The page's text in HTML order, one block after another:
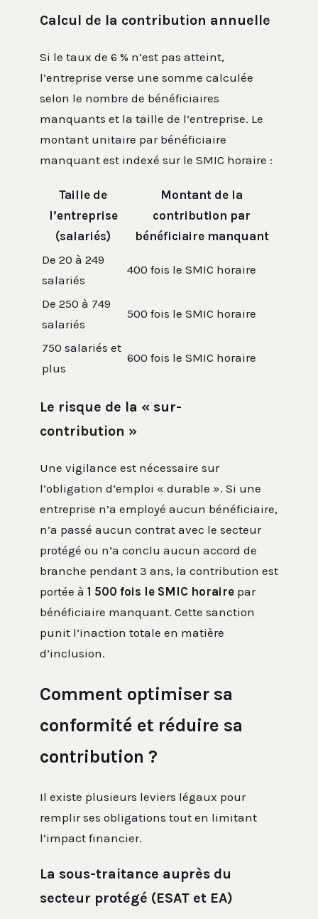
Calcul de la contribution annuelle
Si le taux de 6 % n’est pas atteint,
l’entreprise verse une somme calculée
selon le nombre de bénéficiaires
manquants et la taille de l’entreprise. Le
montant unitaire par bénéficiaire
manquant est indexé sur le SMIC horaire :
Taille de
l’entreprise
(salariés)
Montant de la
contribution par
bénéficiaire manquant
De 20 à 249
salariés
400 fois le SMIC horaire
De 250 à 749
salariés
500 fois le SMIC horaire
750 salariés et
plus
600 fois le SMIC horaire
Le risque de la « sur-
contribution »
Une vigilance est nécessaire sur
l’obligation d’emploi « durable ». Si une
entreprise n’a employé aucun bénéficiaire,
n’a passé aucun contrat avec le secteur
protégé ou n’a conclu aucun accord de
branche pendant 3 ans, la contribution est
portée à 1 500 fois le SMIC horaire par
bénéficiaire manquant. Cette sanction
punit l’inaction totale en matière
d’inclusion.
Comment optimiser sa
conformité et réduire sa
contribution ?
Il existe plusieurs leviers légaux pour
remplir ses obligations tout en limitant
l’impact financier.
La sous-traitance auprès du
secteur protégé (ESAT et EA)